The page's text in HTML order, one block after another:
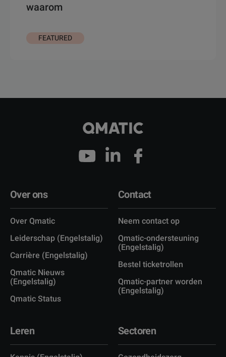
waarom
FEATURED
Over ons
Over Qmatic
Leiderschap (Engelstalig)
Carrière (Engelstalig)
Qmatic Nieuws
(Engelstalig)
Qmatic Status
Contact
Neem contact op
Qmatic-ondersteuning
(Engelstalig)
Bestel ticketrollen
Qmatic-partner worden
(Engelstalig)
Leren Sectoren